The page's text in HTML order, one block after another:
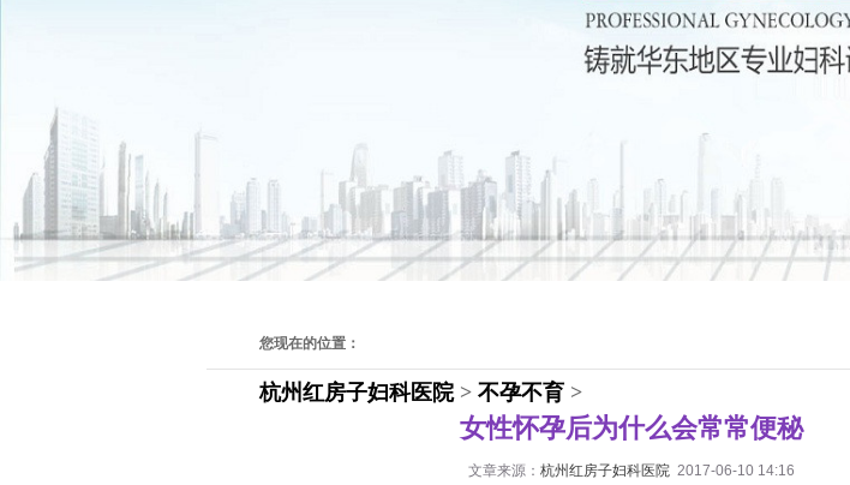
您现在的位置：
杭州红房子妇科医院> 不孕不育 >
女性怀孕后为什么会常常便秘
文章来源： 杭州红房子妇科医院 2017-06-10 14:16